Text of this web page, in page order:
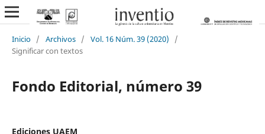
Inicio / Archivos / Vol. 16 Núm. 39 (2020)
/
Significar con textos
Fondo Editorial, número 39
Ediciones UAEM